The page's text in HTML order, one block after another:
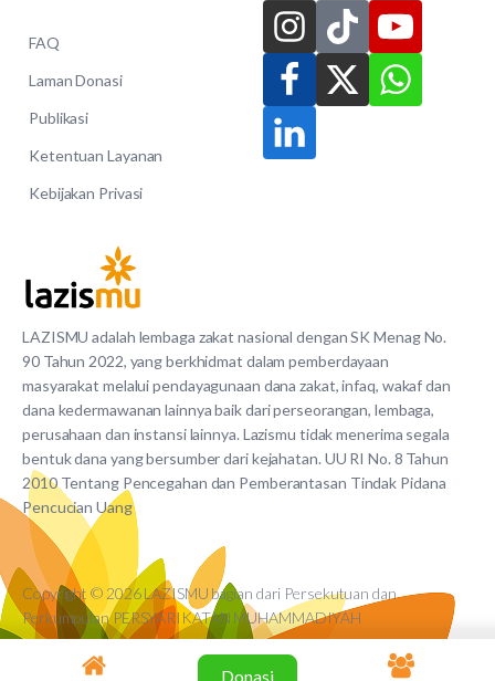
LAZISMU adalah lembaga zakat nasional dengan SK Menag No.
90 Tahun 2022, yang berkhidmat dalam pemberdayaan
masyarakat melalui pendayagunaan dana zakat, infaq, wakaf dan
dana kedermawanan lainnya baik dari perseorangan, lembaga,
perusahaan dan instansi lainnya. Lazismu tidak menerima segala
bentuk dana yang bersumber dari kejahatan. UU RI No. 8 Tahun
2010 Tentang Pencegahan dan Pemberantasan Tindak Pidana
Pencucian Uang
FAQ
Laman Donasi
Publikasi
Ketentuan Layanan
Kebijakan Privasi
Copyright © 2026 LAZISMU bagian dari Persekutuan dan
Perkumpulan PERSYARIKATAN MUHAMMADIYAH
Donasi